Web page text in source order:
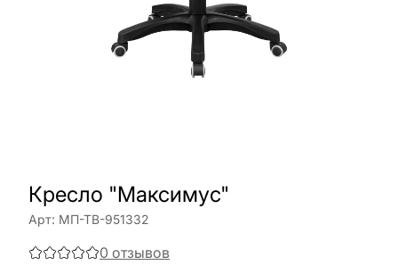
Кресло "Максимус"
Арт: МП-ТВ-951332
0 отзывов